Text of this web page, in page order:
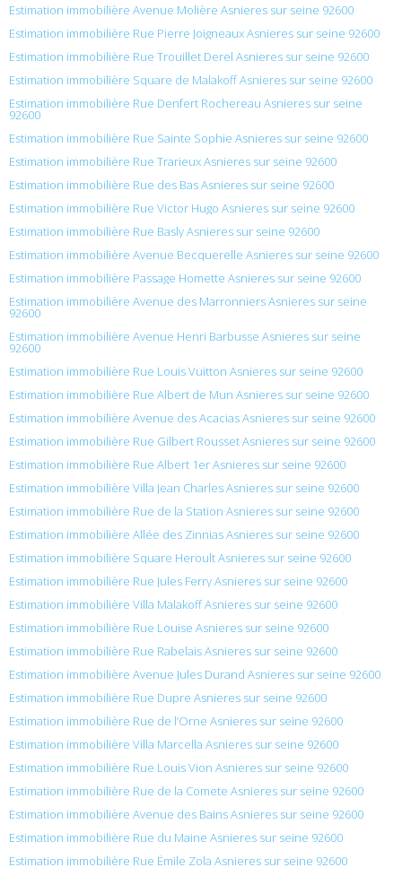
Estimation immobilière Avenue Molière Asnieres sur seine 92600
Estimation immobilière Rue Pierre Joigneaux Asnieres sur seine 92600
Estimation immobilière Rue Trouillet Derel Asnieres sur seine 92600
Estimation immobilière Square de Malakoff Asnieres sur seine 92600
Estimation immobilière Rue Denfert Rochereau Asnieres sur seine
92600
Estimation immobilière Rue Sainte Sophie Asnieres sur seine 92600
Estimation immobilière Rue Trarieux Asnieres sur seine 92600
Estimation immobilière Rue des Bas Asnieres sur seine 92600
Estimation immobilière Rue Victor Hugo Asnieres sur seine 92600
Estimation immobilière Rue Basly Asnieres sur seine 92600
Estimation immobilière Avenue Becquerelle Asnieres sur seine 92600
Estimation immobilière Passage Homette Asnieres sur seine 92600
Estimation immobilière Avenue des Marronniers Asnieres sur seine
92600
Estimation immobilière Avenue Henri Barbusse Asnieres sur seine
92600
Estimation immobilière Rue Louis Vuitton Asnieres sur seine 92600
Estimation immobilière Rue Albert de Mun Asnieres sur seine 92600
Estimation immobilière Avenue des Acacias Asnieres sur seine 92600
Estimation immobilière Rue Gilbert Rousset Asnieres sur seine 92600
Estimation immobilière Rue Albert 1er Asnieres sur seine 92600
Estimation immobilière Villa Jean Charles Asnieres sur seine 92600
Estimation immobilière Rue de la Station Asnieres sur seine 92600
Estimation immobilière Allée des Zinnias Asnieres sur seine 92600
Estimation immobilière Square Heroult Asnieres sur seine 92600
Estimation immobilière Rue Jules Ferry Asnieres sur seine 92600
Estimation immobilière Villa Malakoff Asnieres sur seine 92600
Estimation immobilière Rue Louise Asnieres sur seine 92600
Estimation immobilière Rue Rabelais Asnieres sur seine 92600
Estimation immobilière Avenue Jules Durand Asnieres sur seine 92600
Estimation immobilière Rue Dupre Asnieres sur seine 92600
Estimation immobilière Rue de l’Orne Asnieres sur seine 92600
Estimation immobilière Villa Marcella Asnieres sur seine 92600
Estimation immobilière Rue Louis Vion Asnieres sur seine 92600
Estimation immobilière Rue de la Comete Asnieres sur seine 92600
Estimation immobilière Avenue des Bains Asnieres sur seine 92600
Estimation immobilière Rue du Maine Asnieres sur seine 92600
Estimation immobilière Rue Émile Zola Asnieres sur seine 92600